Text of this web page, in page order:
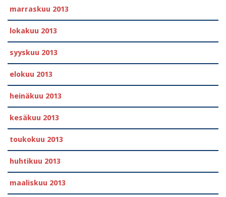
marraskuu 2013
lokakuu 2013
syyskuu 2013
elokuu 2013
heinäkuu 2013
kesäkuu 2013
toukokuu 2013
huhtikuu 2013
maaliskuu 2013